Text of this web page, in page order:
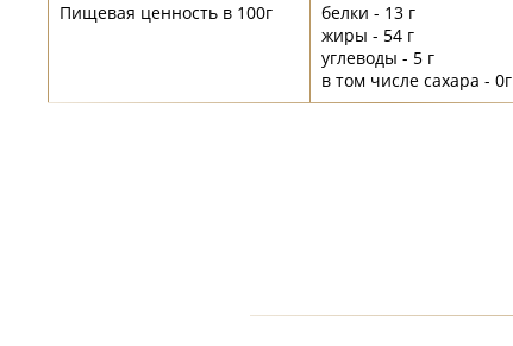
Пищевая ценность в 100г
белки - 13 г
жиры - 54 г
углеводы - 5 г
в том числе сахара - 0г